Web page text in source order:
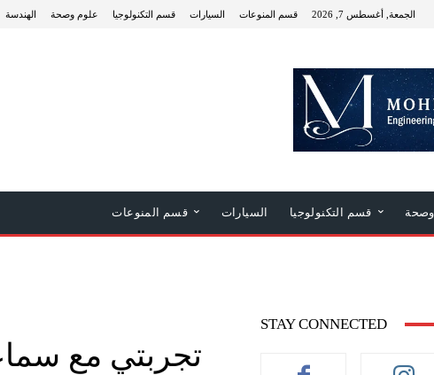
الجمعة, أغسطس 7, 2026 الهندسة علوم وصحة قسم التكنولوجيا السيارات قسم المنوعات
قسم التكنولوجيا السيارات قسم المنوعات
STAY CONNECTED